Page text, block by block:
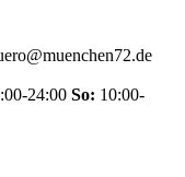
24:00 So: 10:00-